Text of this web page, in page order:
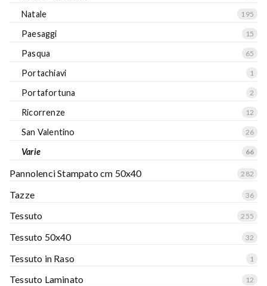
Natale 195
Paesaggi 15
Pasqua 65
Portachiavi 1
Portafortuna 2
Ricorrenze 12
San Valentino 26
Varie 66
Pannolenci Stampato cm 50x40 282
Tazze 36
Tessuto 255
Tessuto 50x40 32
Tessuto in Raso 1
Tessuto Laminato 12